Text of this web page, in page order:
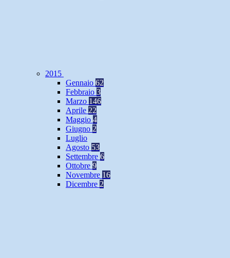
2015
Gennaio 62
Febbraio 3
Marzo 146
Aprile 22
Maggio 4
Giugno 2
Luglio
Agosto 53
Settembre 6
Ottobre 9
Novembre 16
Dicembre 2